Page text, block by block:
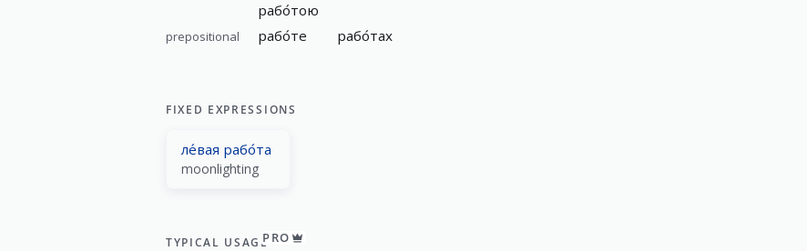
рабо́тою
prepositional рабо́те рабо́тах
FIXED EXPRESSIONS
ле́вая рабо́та
moonlighting
TYPICAL USAGEPRO